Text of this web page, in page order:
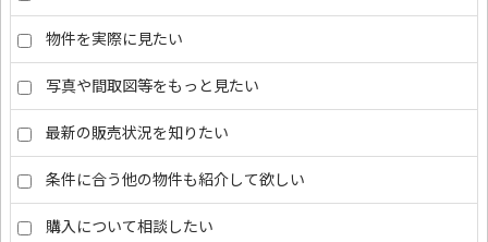
物件を実際に見たい
写真や間取図等をもっと見たい
最新の販売状況を知りたい
条件に合う他の物件も紹介して欲しい
購入について相談したい